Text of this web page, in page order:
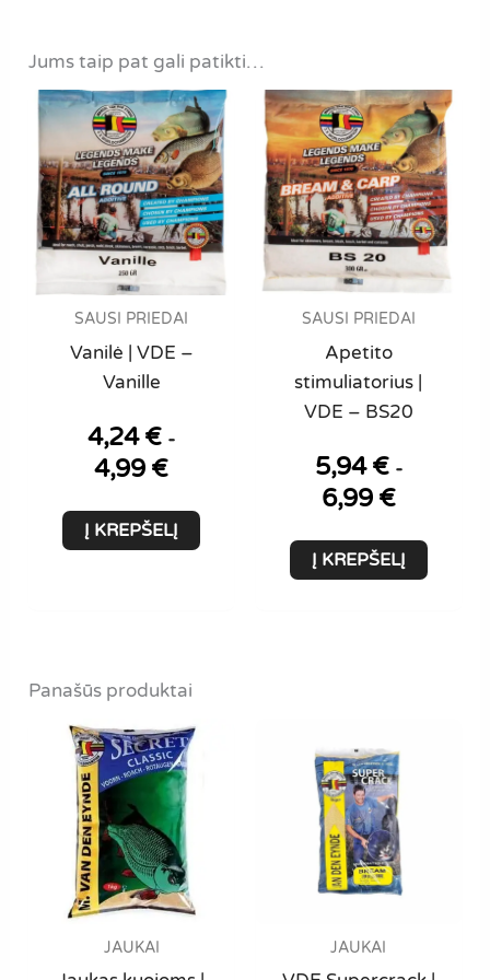
Jums taip pat gali patikti…
SAUSI PRIEDAI
Vanilė | VDE –
Vanille
4,24€ -
4,99 €
Į KREPŠELĮ
SAUSI PRIEDAI
Apetito
stimuliatorius |
VDE – BS20
5,94€ -
6,99 €
Į KREPŠELĮ
Panašūs produktai
JAUKAI JAUKAI